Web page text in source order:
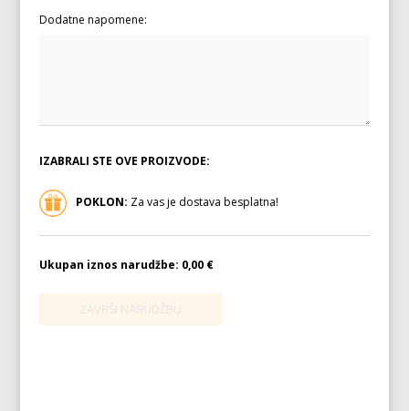
Dodatne napomene:
IZABRALI STE OVE PROIZVODE:
POKLON: Za vas je dostava besplatna!
Ukupan iznos narudžbe: 0,00 €